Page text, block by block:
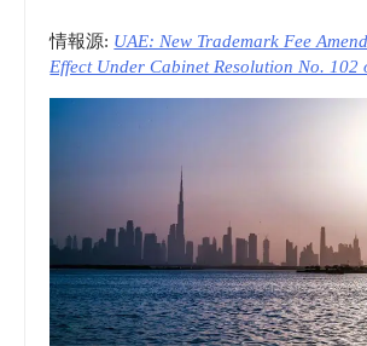
情報源: UAE: New Trademark Fee
Effect Under Cabinet Resolution No. 102